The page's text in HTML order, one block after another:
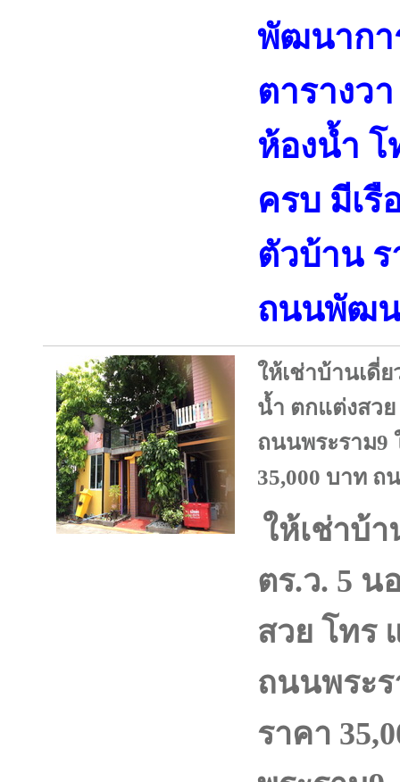
พัฒนากา
ตารางว
ห้องน้ำ โ
ครบ มีเรื
ตัวบ้าน ร
ถนนพัฒ
ให้เช่าบ้านเดี่
น้ำ ตกแต่งสวย
ถนนพระราม9
35,000 บาท ถ
ให้เช่าบ้า
ตร.ว. 5 น
สวย โทร
ถนนพระร
ราคา